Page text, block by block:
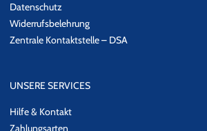
Datenschutz
Widerrufsbelehrung
Zentrale Kontaktstelle – DSA
UNSERE SERVICES
Hilfe & Kontakt
Zahlungsarten